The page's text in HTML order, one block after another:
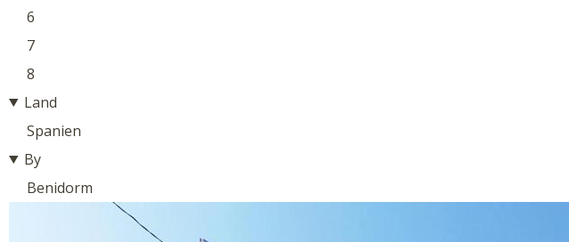
6
7
8
Land
Spanien
By
Benidorm